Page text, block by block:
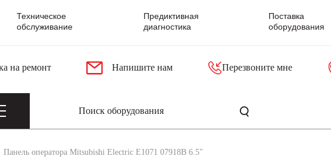
Техническое
обслуживание
Предиктивная
диагностика
Поставка
оборудования
на ремонт Напишите нам Перезвоните мне
Панель оператора Mitsubishi Electric E1071 07918B 6.5"